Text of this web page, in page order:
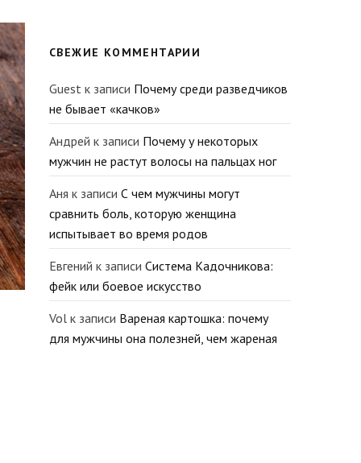
СВЕЖИЕ КОММЕНТАРИИ
Guest к записи Почему среди разведчиков
не бывает «качков»
Андрей к записи Почему у некоторых
мужчин не растут волосы на пальцах ног
Аня к записи С чем мужчины могут
сравнить боль, которую женщина
испытывает во время родов
Евгений к записи Система Кадочникова:
фейк или боевое искусство
Vol к записи Вареная картошка: почему
для мужчины она полезней, чем жареная